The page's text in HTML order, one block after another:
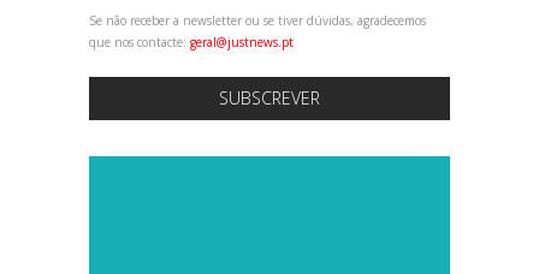
Se não receber a newsletter ou se tiver dúvidas, agradecemos
que nos contacte: geral@justnews.pt
SUBSCREVER